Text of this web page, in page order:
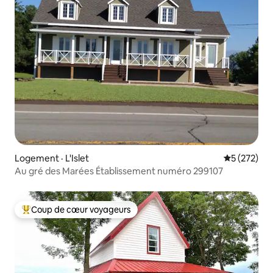
Logement · L'Islet Note
5 (272)
Au gré des Marées Établissement numéro 299107
Coup de cœur voyageurs parmi les plus aimés
Coup de cœur voyageurs